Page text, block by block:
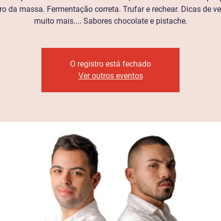
da massa. Fermentação correta. Trufar e rechear. Dicas de
muito mais.... Sabores chocolate e pistache.
O registro está fechado
Ver outros eventos